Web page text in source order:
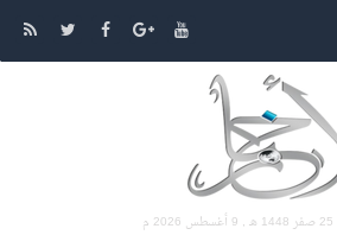
9 أغسطس 2026 م